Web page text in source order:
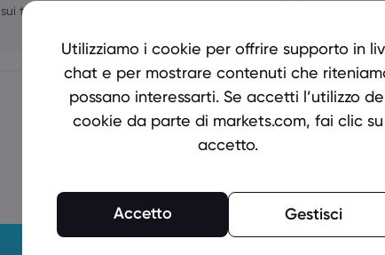
tassi di interesse di Fed, BoC e BoJ in
in Giappone, decisione sui tassi
di Stati Uniti, Canada e
Utilizziamo i cookie per offrire supporto in
chat e per mostrare contenuti che
possano interessarti. Se accetti l’utilizzo
cookie da parte di markets.com, fai clic su
accetto.
Accetto Gestisci